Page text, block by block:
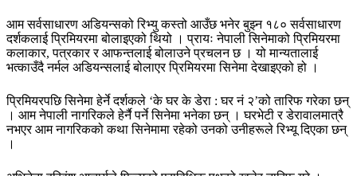
आम सर्वसाधारण अडियन्सको रिभ्यु कस्तो आउँछ भनेर बुझ्न १८० सर्वसाधारण
दर्शकलाई प्रिमियरमा बोलाइएको थियो । प्रायः नेपाली सिनेमाको प्रिमियरमा
कलाकार, पत्रकार र आफन्तलाई बोलाउने प्रचलन छ । यो मान्यतालाई
भत्काउँदै नर्मल अडियन्सलाई बोलाएर प्रिमियरमा सिनेमा देखाइएको हो ।
प्रिमियरपछि सिनेमा हेर्ने दर्शकले ‘के घर के डेरा : घर नं २’को तारिफ गरेका छन्
। आम नेपाली नागरिकले हेर्नै पर्ने सिनेमा भनेका छन् । घरभेटी र डेरावालमात्रै
नभएर आम नागरिकको कथा सिनेमामा रहेको उनको उनीहरूले रिभ्यू दिएका छन्
।